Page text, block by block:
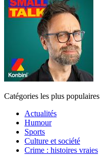
Catégories les plus populaires
Actualités
Humour
Sports
Culture et société
Crime : histoires vraies